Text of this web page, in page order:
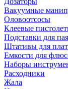
Вакуумные
Оловоотсосы
Клеевые
Подставки для
Штативы для плат
Емкости для
Наборы
Расходники
Жала